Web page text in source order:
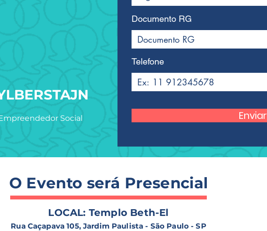
Documento RG
Telefone
Enviar
Social
O Evento será Presencial
LOCAL: Templo Beth-El
Rua Caçapava 105, Jardim Paulista - São Paulo - SP